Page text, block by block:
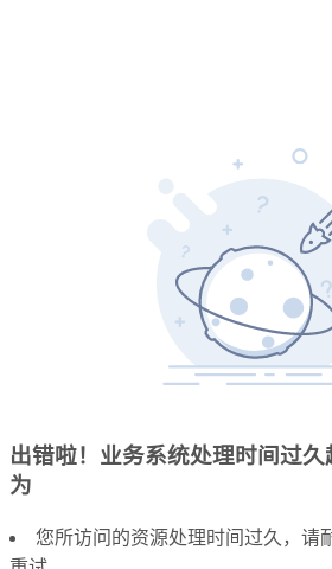
出错啦！业务系统处理时间过久
为
您所访问的资源处理时间过久，请